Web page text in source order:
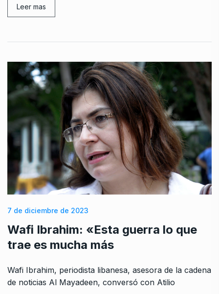
Leer mas
7 de diciembre de 2023
Wafi Ibrahim: «Esta guerra lo que
trae es mucha más
Wafi Ibrahim, periodista libanesa, asesora de la cadena
de noticias Al Mayadeen, conversó con Atilio